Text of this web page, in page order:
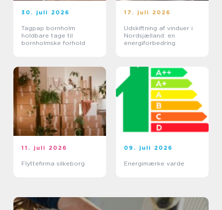
30. juli 2026
Tagpap bornholm
holdbare tage til
bornholmske forhold
17. juli 2026
Udskiftning af vinduer i
Nordsjælland: en
energiforbedring
11. juli 2026
Flyttefirma silkeborg
09. juli 2026
Energimærke varde